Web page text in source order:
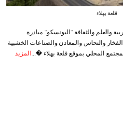
قلعة بهلاء
والعلم والثقافة "اليونسكو" مبادرة
والنحاس والمعادن والصناعات الخشبية
المحلي بموقع قلعة بهلاء �... المزيد